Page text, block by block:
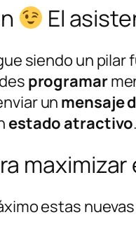
El
siendo un
programar
unmensaje
estadoatractivo.
maximizar
estas